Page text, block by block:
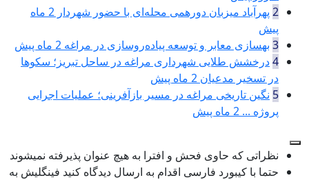
2 پهرآباد میزبان دورهمی محله‌ای با حضور شهردار
2 ماه
پیش
3 بهسازی معابر و توسعه پیاده‌روسازی در مراغه 2 ماه پیش
4درخشش طلایی شهرداری مراغه در ساحل تبریز؛ سکوها
در تسخیر مدعیان 2 ماه پیش
5 نگین تاریخی مراغه در مسیر بازآفرینی؛ عملیات اجرایی
پروژه ... 2 ماه پیش
نظراتی که حاوی فحش و افترا به هیچ عنوان پذیرفته نمیشوند
حتما با کیبورد فارسی اقدام به ارسال دیدگاه کنید فینگلیش به